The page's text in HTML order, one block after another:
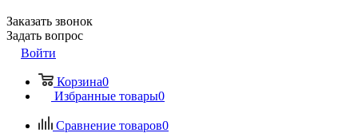
Заказать звонок
Задать вопрос
Войти
Корзина0
Избранные товары0
Сравнение товаров0